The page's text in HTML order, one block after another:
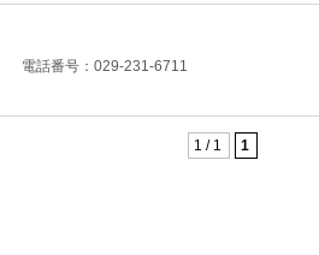
話番号：029-231-6711
1 / 1 1